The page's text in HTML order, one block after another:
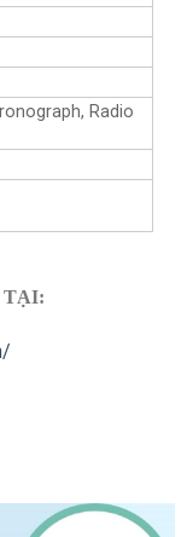
Radio
TẠI: